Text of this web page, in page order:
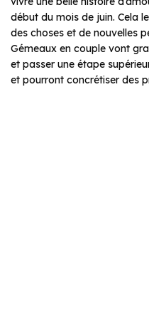
début du mois de juin. Cela
des choses et de nouvelles
Gémeaux en couple vont
et passer une étape
et pourront concrétiser des